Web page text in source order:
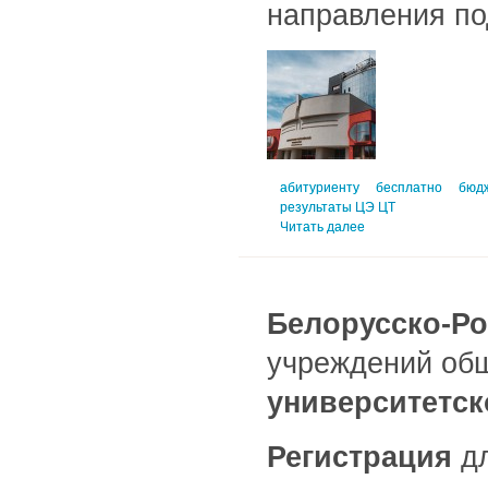
направления
абитуриенту бесплатно
результаты ЦЭ ЦТ
Читать далее
Белорусско-
учреждений
Регистрация